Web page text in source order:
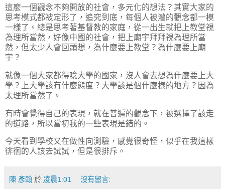
這麼一個觀念不夠開放的社會，多元化的想法？其實大家的
思考模式都被定形了，追究到底，每個人被灌的觀念都一模
一樣了。總是思考著基督教的家庭，從一出生就把上教堂視
為理所當然，好像中國的社會，把上廟宇拜拜視為理所當
然，但太少人會回頭想，為什麼要上教堂？為什麼要上廟
宇？
就像一個大家都得唸大學的國家，沒人會去想為什麼要上大
學？上大學該有什麼態度？大學該是個什麼樣的地方？因為
太理所當然了。
有時會覺得自己的表現，就在普遍的觀念下，被選擇了該走
的道路，所以當初我的一些表現是錯的。
今天看到學校又在做性向測驗，感覺很奇怪，似乎在我這樣
徘徊的人該去試試，但是很排斥。
陳 彥翰 於 凌晨1:01 沒有留言: